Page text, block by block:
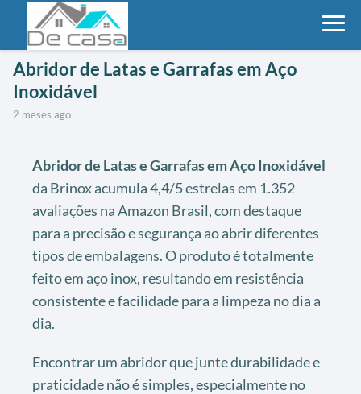
Abridor de Latas e Garrafas em Aço
Inoxidável
2 meses ago
Abridor de Latas e Garrafas em Aço Inoxidável
da Brinox acumula 4,4/5 estrelas em 1.352
avaliações na Amazon Brasil, com destaque
para a precisão e segurança ao abrir diferentes
tipos de embalagens. O produto é totalmente
feito em aço inox, resultando em resistência
consistente e facilidade para a limpeza no dia a
dia.
Encontrar um abridor que junte durabilidade e
praticidade não é simples, especialmente no